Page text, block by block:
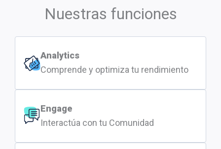
Nuestras funciones
Analytics
Comprende y optimiza tu rendimiento
Engage
Interactúa con tu Comunidad